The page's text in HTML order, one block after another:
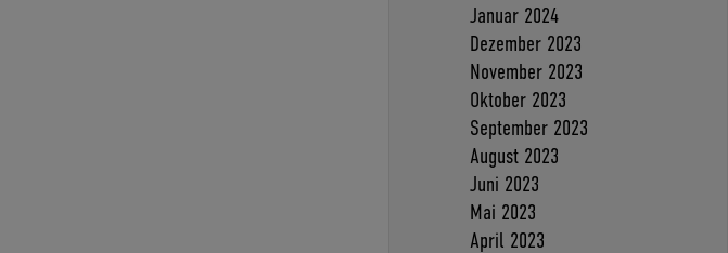
Januar 2024
Dezember 2023
November 2023
Oktober 2023
September 2023
August 2023
Juni 2023
Mai 2023
April 2023